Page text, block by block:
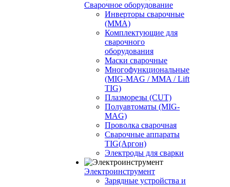
Сварочное оборудование
Инверторы сварочные
(ММА)
Комплектующие для
сварочного
оборудования
Маски сварочные
Многофункциональные
(MIG-MAG / MMA / Lift
TIG)
Плазморезы (CUT)
Полуавтоматы (МIG-
MAG)
Проволка сварочная
Сварочные аппараты
TIG(Аргон)
Электроды для сварки
Электроинструмент
Зарядные устройства и